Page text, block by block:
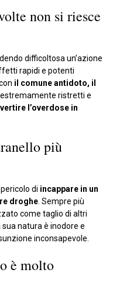
non si riesce
difficoltosa un’azione
rapidi e potenti
il comune antidoto, il
estremamente ristretti e
l’overdose in
più
di incappare in un
droghe . Sempre più
come taglio di altri
natura è inodore e
inconsapevole.
è molto